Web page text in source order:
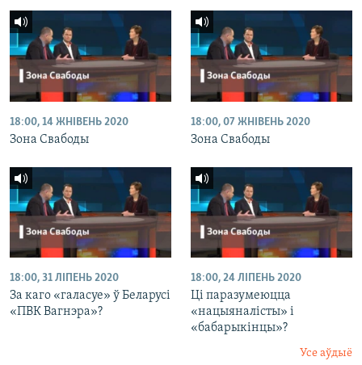
18:00, 14 ЖНІВЕНЬ 2020
Зона Свабоды
18:00, 07 ЖНІВЕНЬ 2020
Зона Свабоды
18:00, 31 ЛІПЕНЬ 2020
За каго «галасуе» ў Беларусі
«ПВК Вагнэра»?
18:00, 24 ЛІПЕНЬ 2020
Ці паразумеюцца
«нацыяналісты» і
«бабарыкінцы»?
Усе аўдыё